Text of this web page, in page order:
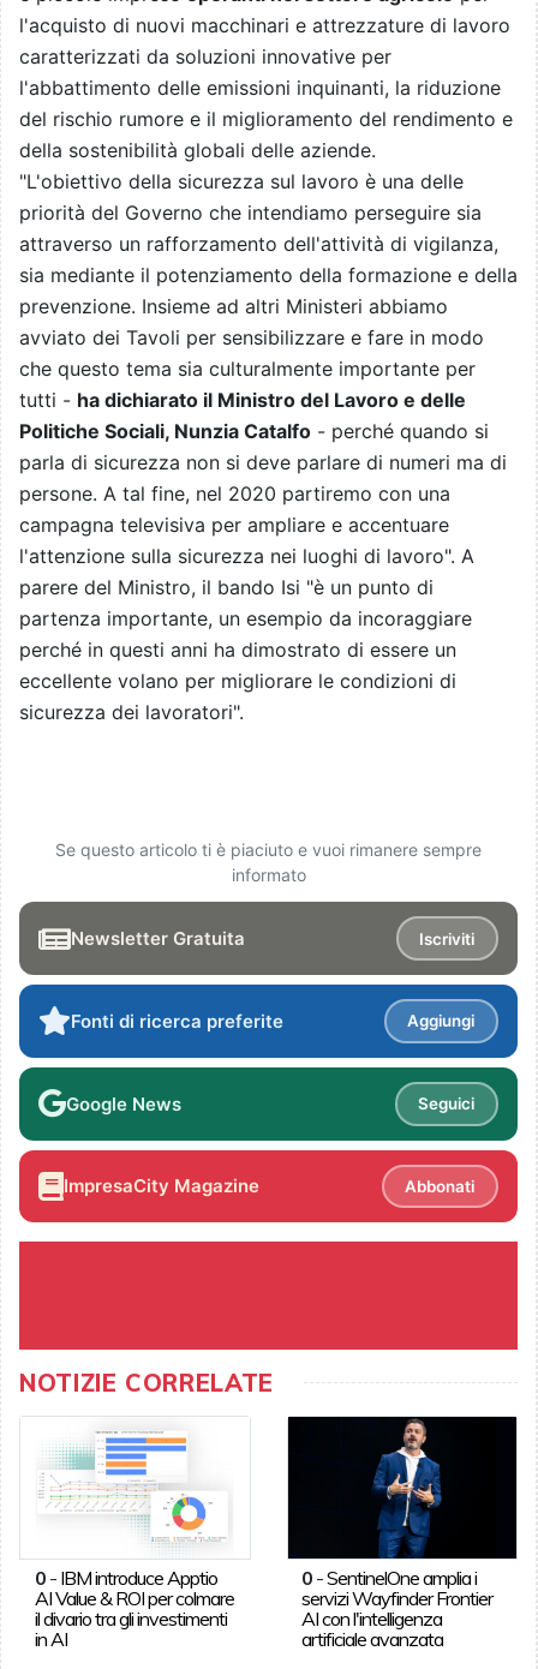
l'acquisto di nuovi macchinari e attrezzature di lavoro
caratterizzati da soluzioni innovative per
l'abbattimento delle emissioni inquinanti, la riduzione
del rischio rumore e il miglioramento del rendimento e
della sostenibilità globali delle aziende.
"L'obiettivo della sicurezza sul lavoro è una delle
priorità del Governo che intendiamo perseguire sia
attraverso un rafforzamento dell'attività di vigilanza,
sia mediante il potenziamento della formazione e della
prevenzione. Insieme ad altri Ministeri abbiamo
avviato dei Tavoli per sensibilizzare e fare in modo
che questo tema sia culturalmente importante per
tutti - ha dichiarato il Ministro del Lavoro e delle
Politiche Sociali, Nunzia Catalfo - perché quando si
parla di sicurezza non si deve parlare di numeri ma di
persone. A tal fine, nel 2020 partiremo con una
campagna televisiva per ampliare e accentuare
l'attenzione sulla sicurezza nei luoghi di lavoro". A
parere del Ministro, il bando Isi "è un punto di
partenza importante, un esempio da incoraggiare
perché in questi anni ha dimostrato di essere un
eccellente volano per migliorare le condizioni di
sicurezza dei lavoratori".
Se questo articolo ti è piaciuto e vuoi rimanere sempre
informato
Newsletter Gratuita Iscriviti
Fonti di ricerca preferite Aggiungi
Google News Seguici
ImpresaCity Magazine Abbonati
NOTIZIE CORRELATE
0- IBM introduce Apptio
AI Value & ROI per colmare
il divario tra gli investimenti
in AI
0 -SentinelOne amplia i
servizi Wayfinder Frontier
AI con l'intelligenza
artificiale avanzata